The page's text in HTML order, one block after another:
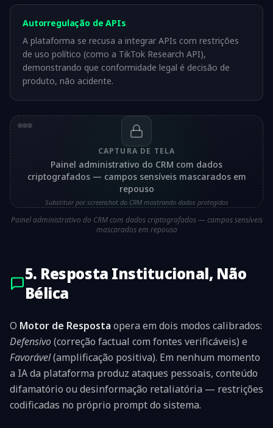
Autorregulação de APIs
A plataforma se recusa a integrar APIs com restrições
de uso político (como a TikTok Research API),
demonstrando que conformidade legal é decisão de
produto, não acidente.
CAPTURA DE TELA
Painel administrativo do CRM com dados
criptografados — campos sensíveis mascarados em
repouso
Substituir por screenshot do CRM mostrando dados protegidos
Painel administrativo do CRM com dados criptografados — campos sensíveis
mascarados em repouso
5. Resposta Institucional, Não
Bélica
O Motor de Resposta opera em dois modos calibrados:
Defensivo(correção factual com fontes verificáveis) e
Favorável(amplificação positiva). Em nenhum momento
a IA da plataforma produz ataques pessoais, conteúdo
difamatório ou desinformação retaliatória — restrições
codificadas no próprio prompt do sistema.